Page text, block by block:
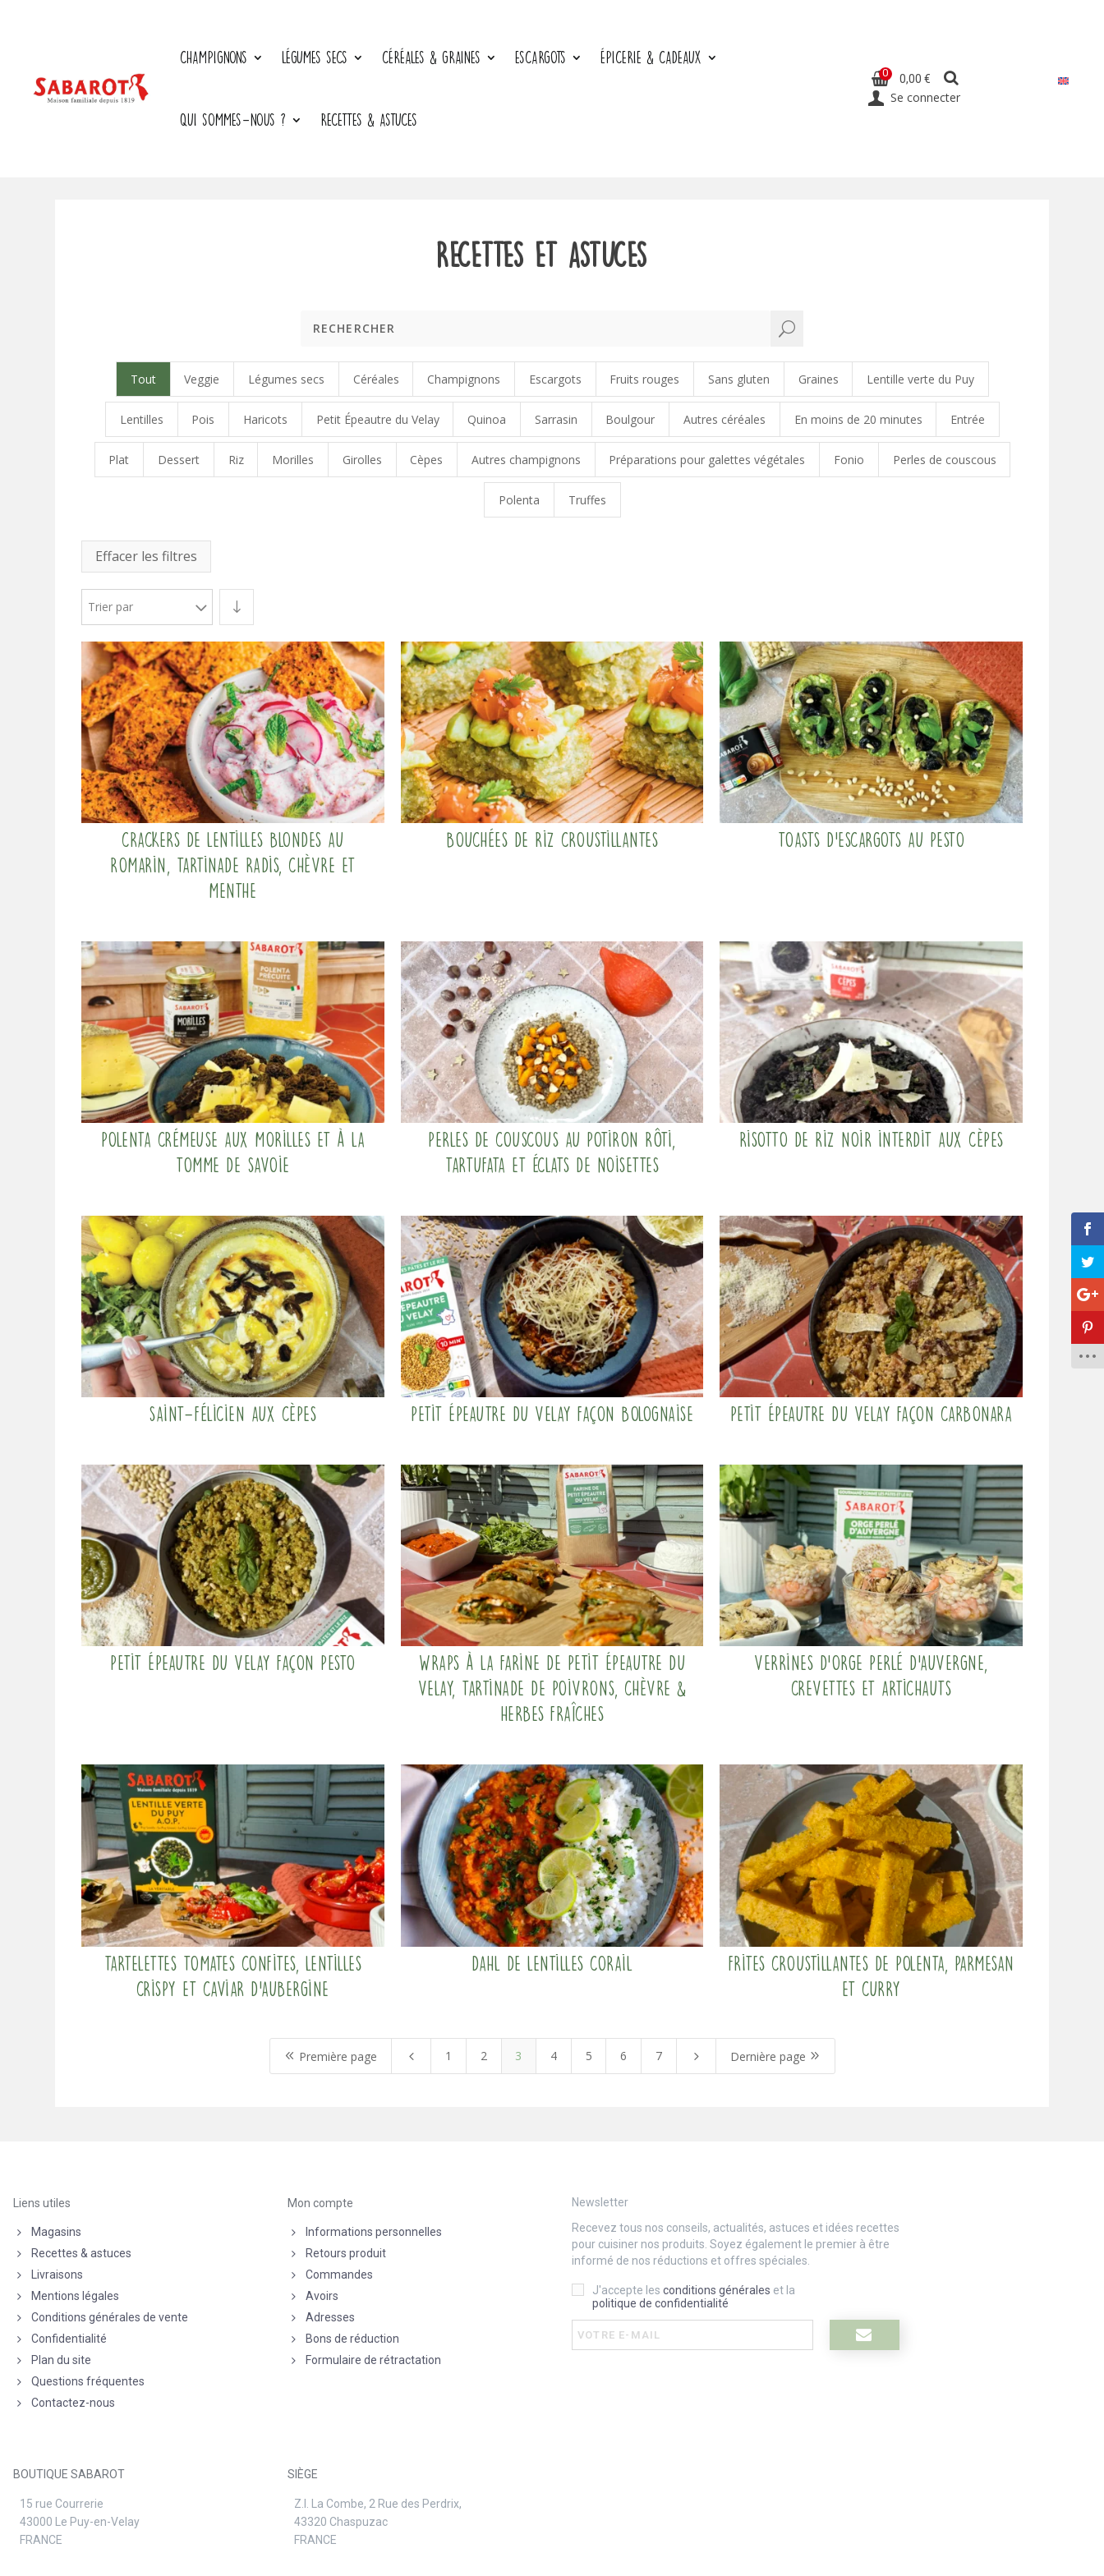
CHAMPIGNONS LÉGUMES SECS CÉRÉALES & GRAINES ESCARGOTS ÉPICERIE & CADEAUX
QUI SOMMES-NOUS ? RECETTES & ASTUCES
0 0,00 €
Se connecter
Recettes et astuces
U
Tout Veggie Légumes secs Céréales Champignons Escargots Fruits rouges Sans gluten Graines Lentille verte du Puy
Lentilles Pois Haricots Petit Épeautre du Velay Quinoa Sarrasin Boulgour Autres céréales En moins de 20 minutes Entrée
Plat Dessert Riz Morilles Girolles Cèpes Autres champignons Préparations pour galettes végétales Fonio Perles de couscous
Polenta Truffes
Effacer les filtres
Trier par
Crackers de lentilles blondes au
romarin, tartinade radis, chèvre et
menthe
Bouchées de riz croustillantes Toasts d’escargots au pesto
Polenta crémeuse aux morilles et à la
tomme de Savoie
Perles de couscous au potiron rôti,
tartufata et éclats de noisettes
Risotto de riz noir interdit aux cèpes
Saint-Félicien aux cèpes Petit Épeautre du Velay façon bolognaise Petit Épeautre du Velay façon carbonara
Petit Épeautre du Velay façon pesto
Wraps à la farine de Petit Épeautre du
Velay, tartinade de poivrons, chèvre &
herbes fraîches
Verrines d’orge perlé d’Auvergne,
crevettes et artichauts
Tartelettes tomates confites, lentilles
crispy et caviar d’aubergine
Dahl de lentilles corail
Frites croustillantes de polenta, parmesan
et curry
8 Première page 4 1 2 3 4 5 6 7 5 Dernière page 9
Liens utiles
Magasins
Recettes & astuces
Livraisons
Mentions légales
Conditions générales de vente
Confidentialité
Plan du site
Questions fréquentes
Contactez-nous
BOUTIQUE SABAROT
15 rue Courrerie
43000 Le Puy-en-Velay
FRANCE
Mon compte
Informations personnelles
Retours produit
Commandes
Avoirs
Adresses
Bons de réduction
Formulaire de rétractation
SIÈGE
Z.I. La Combe, 2 Rue des Perdrix,
43320 Chaspuzac
FRANCE
Newsletter
Recevez tous nos conseils, actualités, astuces et idées recettes
pour cuisiner nos produits. Soyez également le premier à être
informé de nos réductions et offres spéciales.
J'accepte les conditions générales et la
politique de confidentialité